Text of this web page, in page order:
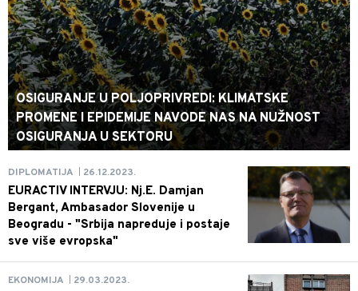
OSIGURANJE U POLJOPRIVREDI: KLIMATSKE
PROMENE I EPIDEMIJE NAVODE NAS NA NUŽNOST
OSIGURANJA U SEKTORU
DIPLOMATIJA 26.12.2023.
EURACTIV INTERVJU: Nj.E. Damjan
Bergant, Ambasador Slovenije u
Beogradu - "Srbija napreduje i postaje
sve više evropska"
EKONOMIJA 29.03.2023.